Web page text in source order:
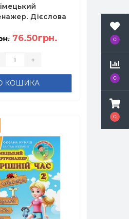
0
0
0
Дієслова
- Дарія Гольц
76.50грн.
+
КОШИКА